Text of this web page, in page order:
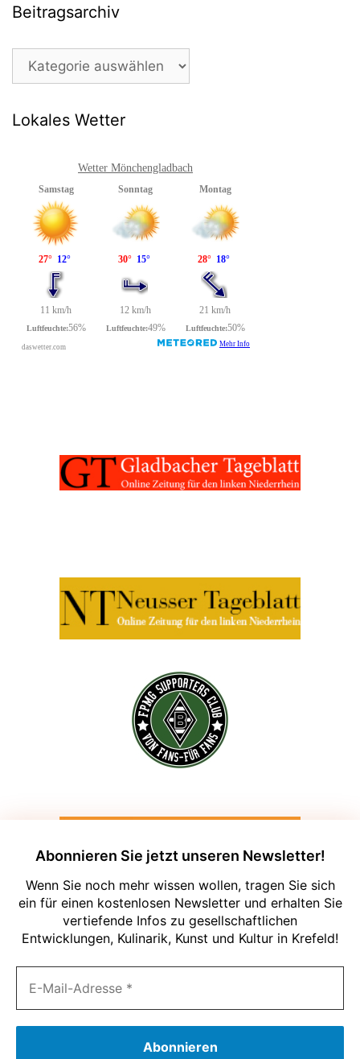
Abonnieren Sie jetzt unseren Newsletter!
Wenn Sie noch mehr wissen wollen, tragen Sie sich
ein für einen kostenlosen Newsletter und erhalten Sie
vertiefende Infos zu gesellschaftlichen
Entwicklungen, Kulinarik, Kunst und Kultur in Krefeld!
Beitragsarchiv
Beitragsarchiv
Lokales Wetter
Wetter Mönchengladbach
Um unsere Webseite für Sie optimal zu
gestalten und fortlaufend verbessern zu
können, verwenden wir Cookies. Durch
Cookies erhalten Sie in unserer